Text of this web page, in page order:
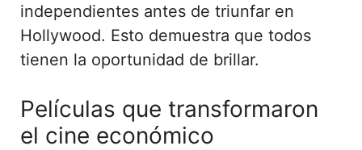
independientes antes de triunfar en
Hollywood. Esto demuestra que todos
tienen la oportunidad de brillar.
Películas que transformaron
el cine económico